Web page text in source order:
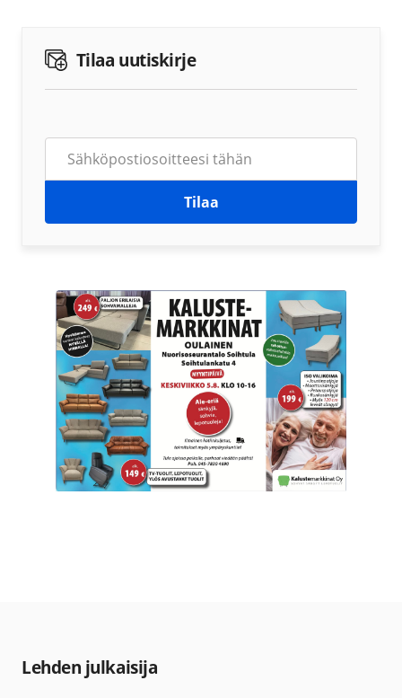
Tilaa uutiskirje
Tilaa
Lehden julkaisija